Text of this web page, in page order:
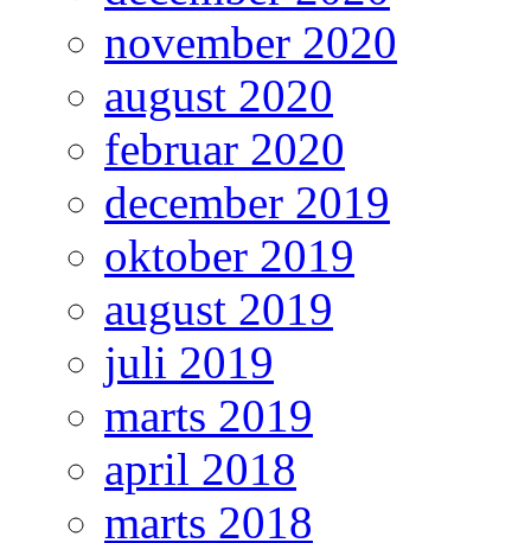
november 2020
august 2020
februar 2020
december 2019
oktober 2019
august 2019
juli 2019
marts 2019
april 2018
marts 2018